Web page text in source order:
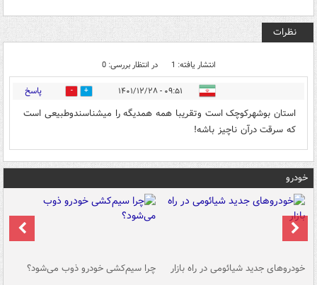
نظرات
انتشار یافته: 1 در انتظار بررسی: 0
۰۹:۵۱ - ۱۴۰۱/۱۲/۲۸ 0 پاسخ
استان بوشهرکوچک است وتقریبا همه همدیگه را میشناسندوطبیعی است
که سرقت درآن ناچیز باشه!
خودرو
خودروهای جدید شیائومی در راه بازار چرا سیم‌کشی خودرو ذوب می‌شود؟